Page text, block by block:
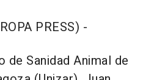
PRESS) -
Sanidad Animal de